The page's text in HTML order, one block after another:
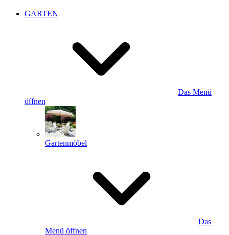
GARTEN
Das Menü
öffnen
Gartenmöbel
Das
Menü öffnen